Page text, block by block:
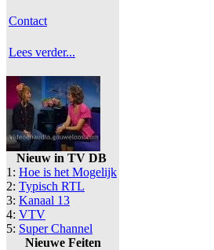
Contact
Lees verder...
Nieuw in TV DB
1: Hoe is het Mogelijk
2: Typisch RTL
3: Kanaal 13
4: VTV
5: Super Channel
Nieuwe Feiten